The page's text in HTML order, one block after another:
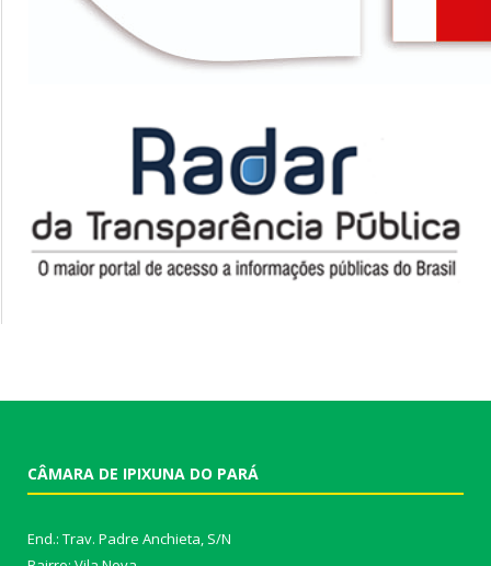
CÂMARA DE IPIXUNA DO PARÁ
End.: Trav. Padre Anchieta, S/N